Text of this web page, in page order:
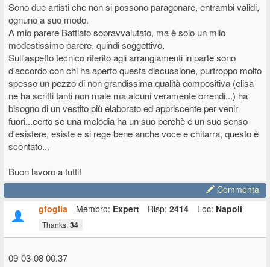
Sono due artisti che non si possono paragonare, entrambi validi,
ognuno a suo modo.
A mio parere Battiato sopravvalutato, ma è solo un miio
modestissimo parere, quindi soggettivo.
Sull'aspetto tecnico riferito agli arrangiamenti in parte sono
d'accordo con chi ha aperto questa discussione, purtroppo molto
spesso un pezzo di non grandissima qualità compositiva (elisa
ne ha scritti tanti non male ma alcuni veramente orrendi...) ha
bisogno di un vestito più elaborato ed appriscente per venir
fuori...certo se una melodia ha un suo perchè e un suo senso
d'esistere, esiste e si rege bene anche voce e chitarra, questo è
scontato...
Buon lavoro a tutti!
Commenta
gfoglia
Membro: Expert Risp: 2414 Loc: Napoli
Thanks:34
09-03-08 00.37